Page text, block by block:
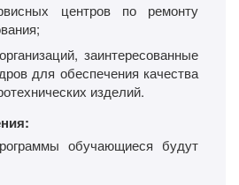
центров по ремонту
заинтересованные
для обеспечения качества
изделий.
обучающиеся будут